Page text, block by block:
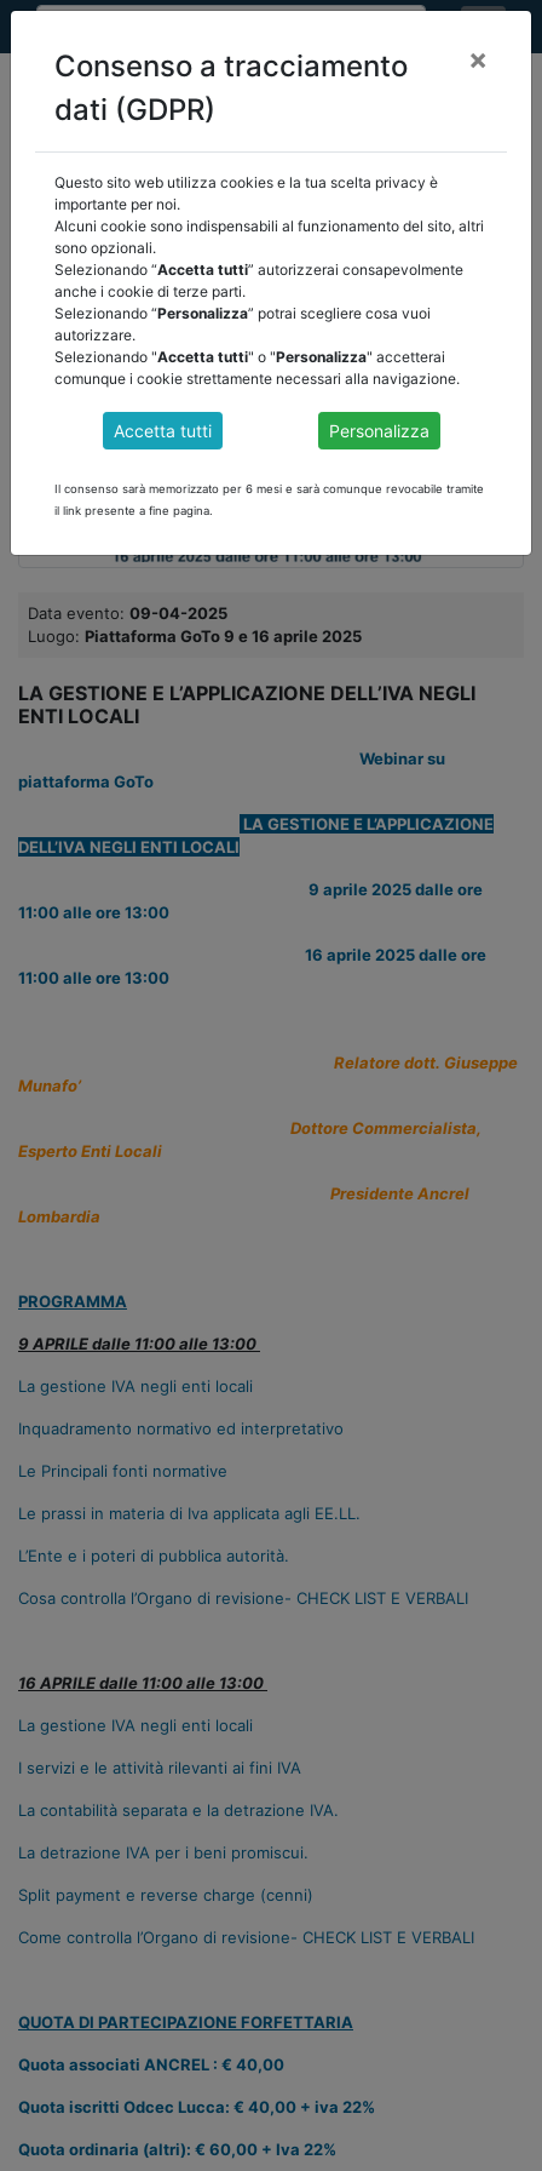
home eventi/torna indietro
EVENTI
Data evento: 09-04-2025
Luogo: Piattaforma GoTo 9 e 16 aprile 2025
LA GESTIONE E L’APPLICAZIONE DELL’IVA NEGLI
ENTI LOCALI
Webinar su
piattaforma GoTo
LA GESTIONE E L’APPLICAZIONE
DELL’IVA NEGLI ENTI LOCALI
9 aprile 2025 dalle ore
11:00 alle ore 13:00
16 aprile 2025 dalle ore
11:00 alle ore 13:00
Relatore dott. Giuseppe
Munafo’
Dottore Commercialista,
Esperto Enti Locali
Presidente Ancrel
Lombardia
PROGRAMMA
9 APRILE dalle 11:00 alle 13:00
La gestione IVA negli enti locali
Inquadramento normativo ed interpretativo
Le Principali fonti normative
Le prassi in materia di Iva applicata agli EE.LL.
L’Ente e i poteri di pubblica autorità.
Cosa controlla l’Organo di revisione- CHECK LIST E VERBALI
16 APRILE dalle 11:00 alle 13:00
La gestione IVA negli enti locali
I servizi e le attività rilevanti ai fini IVA
La contabilità separata e la detrazione IVA.
La detrazione IVA per i beni promiscui.
Split payment e reverse charge (cenni)
Come controlla l’Organo di revisione- CHECK LIST E VERBALI
QUOTA DI PARTECIPAZIONE FORFETTARIA
Quota associati ANCREL : € 40,00
Quota iscritti Odcec Lucca: € 40,00 + iva 22%
Quota ordinaria (altri): € 60,00 + Iva 22%
Consenso a tracciamento
dati (GDPR)
×
Questo sito web utilizza cookies e la tua scelta privacy è
importante per noi.
Alcuni cookie sono indispensabili al funzionamento del sito, altri
sono opzionali.
Selezionando “Accetta tutti” autorizzerai consapevolmente
anche i cookie di terze parti.
Selezionando “Personalizza” potrai scegliere cosa vuoi
autorizzare.
Selezionando "Accetta tutti" o "Personalizza" accetterai
comunque i cookie strettamente necessari alla navigazione.
Accetta tutti Personalizza
Il consenso sarà memorizzato per 6 mesi e sarà comunque revocabile tramite
il link presente a fine pagina.